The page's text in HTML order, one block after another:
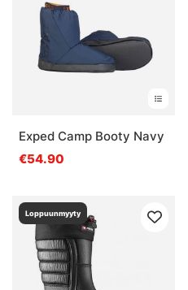
Exped Camp Booty Navy
€54.90
Loppuunmyyty